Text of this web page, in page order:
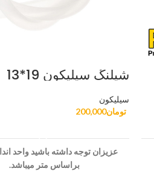
شیلنگ سیلیکون 19*13
سیلیکون
تومان200,000
عزیزان توجه داشته باشید واحد
براساس متر میباشد.